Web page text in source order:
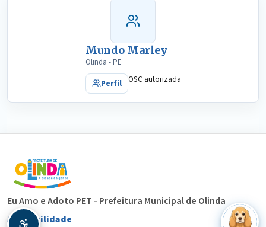
Mundo Marley
Olinda - PE
Perfil
OSC autorizada
Eu Amo e Adoto PET - Prefeitura Municipal de Olinda
Acessibilidade